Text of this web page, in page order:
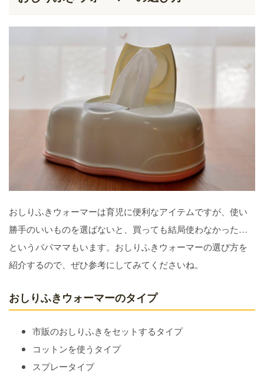
おしりふきウォーマーは育児に便利なアイテムですが、使い
勝手のいいものを選ばないと、買っても結局使わなかった…
というパパママもいます。おしりふきウォーマーの選び方を
紹介するので、ぜひ参考にしてみてくださいね。
おしりふきウォーマーのタイプ
市販のおしりふきをセットするタイプ
コットンを使うタイプ
スプレータイプ